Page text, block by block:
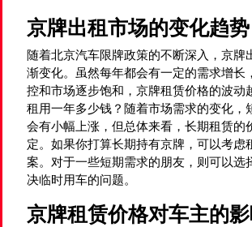
京牌出租市场的变化趋势
随着北京汽车限牌政策的不断深入，京牌
渐变化。虽然每年都会有一定的需求增长
控和市场逐步饱和，京牌租赁价格的波动
租用一年多少钱？随着市场需求的变化，
会有小幅上涨，但总体来看，长期租赁的
定。如果你打算长期持有京牌，可以考虑
案。对于一些短期需求的朋友，则可以选
决临时用车的问题。
京牌租赁价格对车主的